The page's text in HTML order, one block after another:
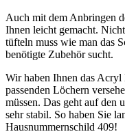
Auch mit dem Anbringen
Ihnen leicht gemacht.
tüfteln muss wie man das
benötigte Zubehör sucht.
Wir haben Ihnen das
passenden Löchern
müssen. Das geht auf den
sehr stabil. So haben Sie
Hausnummernschild 409!